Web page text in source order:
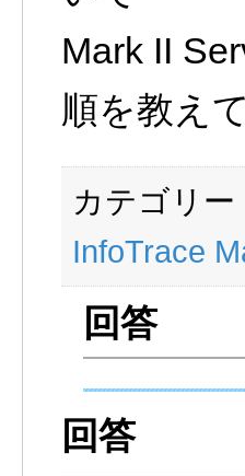
Mark II
順を教え
カテゴリー
InfoTrace